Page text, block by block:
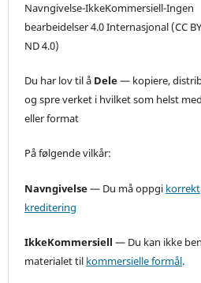
Navngivelse-IkkeKommersiell-Ingen
bearbeidelser 4.0 Internasjonal (CC
ND 4.0)
Du har lov til å Dele— kopiere,
og spre verket i hvilket som helst
eller format
På følgende vilkår:
Navngivelse— Du må oppgi korrekt
kreditering
IkkeKommersiell — Du kan ikke
materialet til kommersielle formål.